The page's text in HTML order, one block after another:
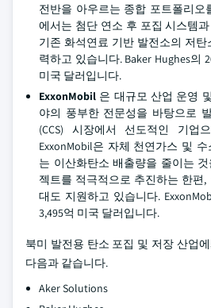
전반을 아우르는 종합 포트폴리오
에서는 첨단 연소 후 포집 시스템
기존 화석연료 기반 발전소의 저
력하고 있습니다. Baker Hughes의
미국 달러입니다.
ExxonMobil 은 대규모 산업 운영
야의 풍부한 전문성을 바탕으로
(CCS) 시장에서 선도적인 기업
ExxonMobil은 자체 천연가스 및
는 이산화탄소 배출량을 줄이는 것
젝트를 적극적으로 추진하는 한편,
대도 지원하고 있습니다.
3,495억 미국 달러입니다.
북미 발전용 탄소 포집 및 저장 산업
다음과 같습니다.
Aker Solutions